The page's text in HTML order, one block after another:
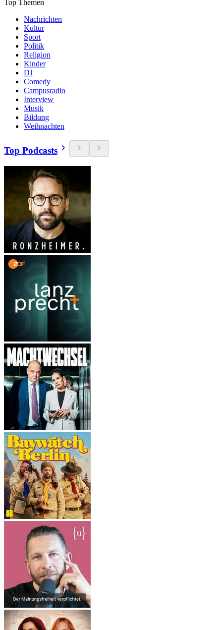
Top Themen
Nachrichten
Kultur
Sport
Politik
Religion
Kinder
DJ
Comedy
Campusradio
Interview
Musik
Bildung
Weihnachten
Top Podcasts